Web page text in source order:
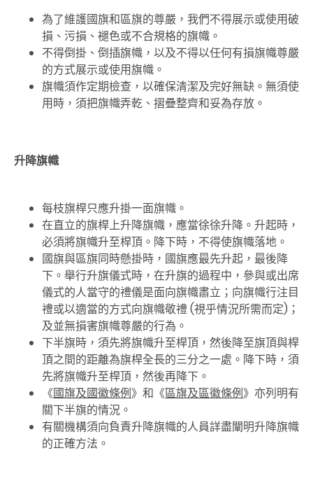
為了維護國旗和區旗的尊嚴，我們不得展示或使用破
損、污損、褪色或不合規格的旗幟。
不得倒掛、倒插旗幟，以及不得以任何有損旗幟尊嚴
的方式展示或使用旗幟。
旗幟須作定期檢查，以確保清潔及完好無缺。無須使
用時，須把旗幟弄乾、摺疊整齊和妥為存放。
升降旗幟
每枝旗桿只應升掛一面旗幟。
在直立的旗桿上升降旗幟，應當徐徐升降。升起時，
必須將旗幟升至桿頂。降下時，不得使旗幟落地。
國旗與區旗同時懸掛時，國旗應最先升起，最後降
下。舉行升旗儀式時，在升旗的過程中，參與或出席
儀式的人當守的禮儀是面向旗幟肅立；向旗幟行注目
禮或以適當的方式向旗幟敬禮 (視乎情況所需而定)；
及並無損害旗幟尊嚴的行為。
下半旗時，須先將旗幟升至桿頂，然後降至旗頂與桿
頂之間的距離為旗桿全長的三分之一處。降下時，須
先將旗幟升至桿頂，然後再降下。
《國旗及國徽條例》和《區旗及區徽條例》亦列明有
關下半旗的情況。
有關機構須向負責升降旗幟的人員詳盡闡明升降旗幟
的正確方法。